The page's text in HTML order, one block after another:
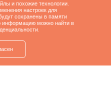
Позвоните заводчику
и похожие технологии.
настроек для
сохранены в памяти
информацию можно найти в